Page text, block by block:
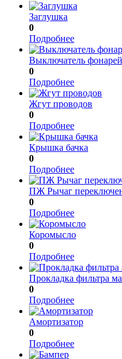
Заглушка
0
Подробнее
Выключатель фонарей
0
Подробнее
Жгут проводов
0
Подробнее
Крышка бачка
0
Подробнее
ПЖ Рычаг
0
Подробнее
Коромысло
0
Подробнее
Прокладка фильтра
0
Подробнее
Амортизатор
0
Подробнее